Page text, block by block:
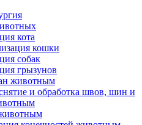
кота
кошки
собак
грызунов
животным
и обработка швов, шин и